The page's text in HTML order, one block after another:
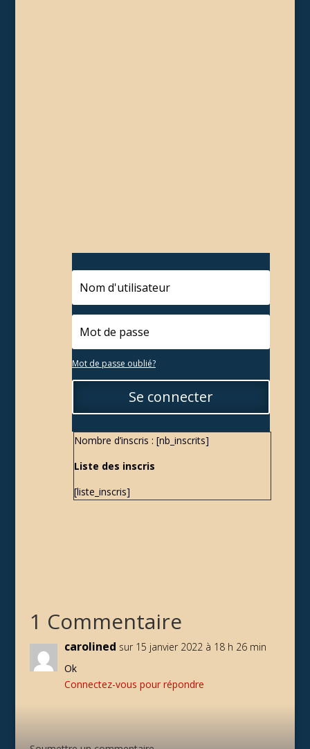
Mot de passe oublié?
Se connecter
Nombre d’inscris : [nb_inscrits]
Liste des inscris
[liste_inscris]
1 Commentaire
carolined sur 15 janvier 2022 à 18 h 26 min
Ok
Connectez-vous pour répondre